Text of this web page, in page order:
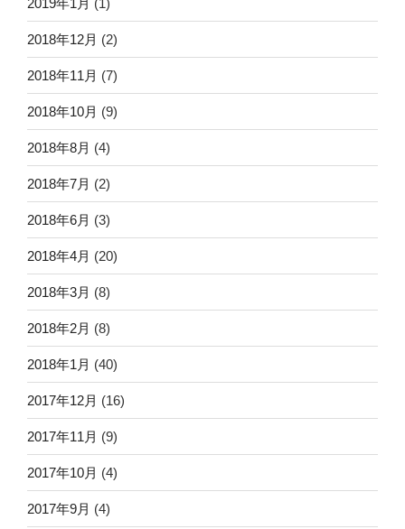
2018年12月 (2)
2018年11月 (7)
2018年10月 (9)
2018年8月 (4)
2018年7月 (2)
2018年6月 (3)
2018年4月 (20)
2018年3月 (8)
2018年2月 (8)
2018年1月 (40)
2017年12月 (16)
2017年11月 (9)
2017年10月 (4)
2017年9月 (4)